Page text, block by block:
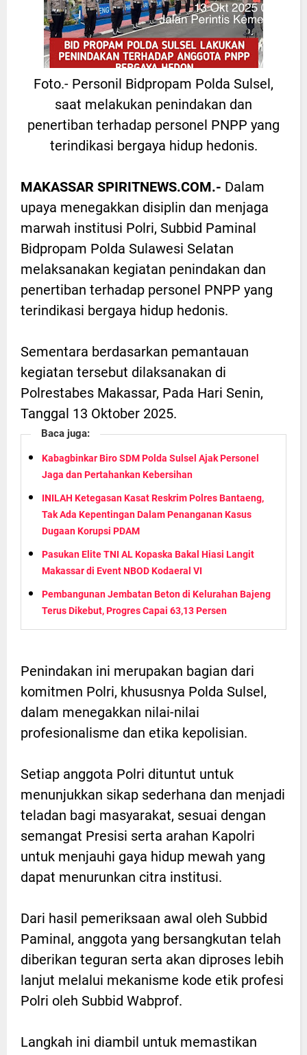
Foto.- Personil Bidpropam Polda Sulsel,
saat melakukan penindakan dan
penertiban terhadap personel PNPP yang
terindikasi bergaya hidup hedonis.
MAKASSAR SPIRITNEWS.COM.- Dalam
upaya menegakkan disiplin dan menjaga
marwah institusi Polri, Subbid Paminal
Bidpropam Polda Sulawesi Selatan
melaksanakan kegiatan penindakan dan
penertiban terhadap personel PNPP yang
terindikasi bergaya hidup hedonis.
Sementara berdasarkan pemantauan
kegiatan tersebut dilaksanakan di
Polrestabes Makassar, Pada Hari Senin,
Tanggal 13 Oktober 2025.
Baca juga:
Kabagbinkar Biro SDM Polda Sulsel Ajak Personel
Jaga dan Pertahankan Kebersihan
INILAH Ketegasan Kasat Reskrim Polres Bantaeng,
Tak Ada Kepentingan Dalam Penanganan Kasus
Dugaan Korupsi PDAM
Pasukan Elite TNI AL Kopaska Bakal Hiasi Langit
Makassar di Event NBOD Kodaeral VI
Pembangunan Jembatan Beton di Kelurahan Bajeng
Terus Dikebut, Progres Capai 63,13 Persen
Penindakan ini merupakan bagian dari
komitmen Polri, khususnya Polda Sulsel,
dalam menegakkan nilai-nilai
profesionalisme dan etika kepolisian.
Setiap anggota Polri dituntut untuk
menunjukkan sikap sederhana dan menjadi
teladan bagi masyarakat, sesuai dengan
semangat Presisi serta arahan Kapolri
untuk menjauhi gaya hidup mewah yang
dapat menurunkan citra institusi.
Dari hasil pemeriksaan awal oleh Subbid
Paminal, anggota yang bersangkutan telah
diberikan teguran serta akan diproses lebih
lanjut melalui mekanisme kode etik profesi
Polri oleh Subbid Wabprof.
Langkah ini diambil untuk memastikan